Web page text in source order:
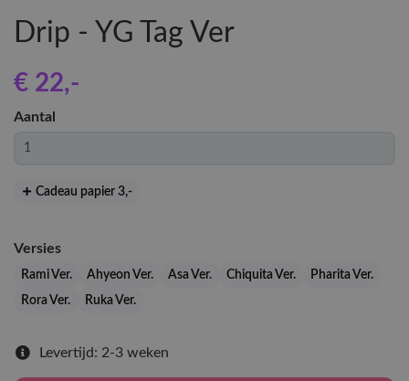
Drip - YG Tag Ver
€ 22,-
Aantal
Cadeau papier 3,-
Versies
Rami Ver. Ahyeon Ver. Asa Ver. Chiquita Ver.
Pharita Ver.
Rora Ver.
Ruka Ver.
Levertijd: 2-3 weken